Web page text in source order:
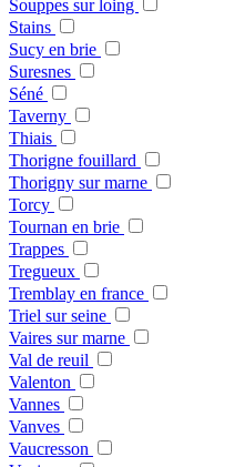
Souppes sur loing
Stains
Sucy en brie
Suresnes
Séné
Taverny
Thiais
Thorigne fouillard
Thorigny sur marne
Torcy
Tournan en brie
Trappes
Tregueux
Tremblay en france
Triel sur seine
Vaires sur marne
Val de reuil
Valenton
Vannes
Vanves
Vaucresson